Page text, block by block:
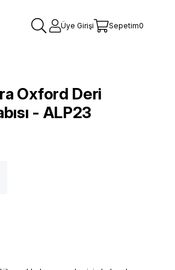
Üye Girişi Sepetim0
Oxford Deri
- ALP23